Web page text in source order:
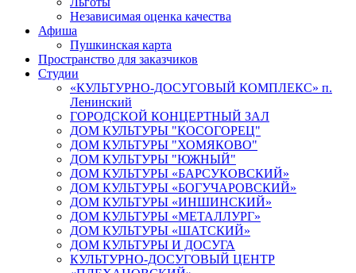
Независимая оценка качества
Афиша
Пушкинская карта
Пространство для заказчиков
Студии
«КУЛЬТУРНО-ДОСУГОВЫЙ КОМПЛЕКС» п.
Ленинский
ГОРОДСКОЙ КОНЦЕРТНЫЙ ЗАЛ
ДОМ КУЛЬТУРЫ "КОСОГОРЕЦ"
ДОМ КУЛЬТУРЫ "ХОМЯКОВО"
ДОМ КУЛЬТУРЫ "ЮЖНЫЙ"
ДОМ КУЛЬТУРЫ «БАРСУКОВСКИЙ»
ДОМ КУЛЬТУРЫ «БОГУЧАРОВСКИЙ»
ДОМ КУЛЬТУРЫ «ИНШИНСКИЙ»
ДОМ КУЛЬТУРЫ «МЕТАЛЛУРГ»
ДОМ КУЛЬТУРЫ «ШАТСКИЙ»
ДОМ КУЛЬТУРЫ И ДОСУГА
КУЛЬТУРНО-ДОСУГОВЫЙ ЦЕНТР